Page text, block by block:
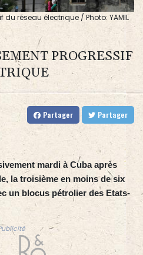
réseau électrique / Photo: YAMIL
PROGRESSIF
Partager Partager
mardi à Cuba après
la troisième en moins de six
un blocus pétrolier des Etats-